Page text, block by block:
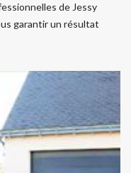
de Jessy
garantir un résultat